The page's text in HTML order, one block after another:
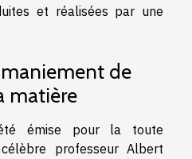
et réalisées par une
de
matière
émise pour la toute
professeur Albert